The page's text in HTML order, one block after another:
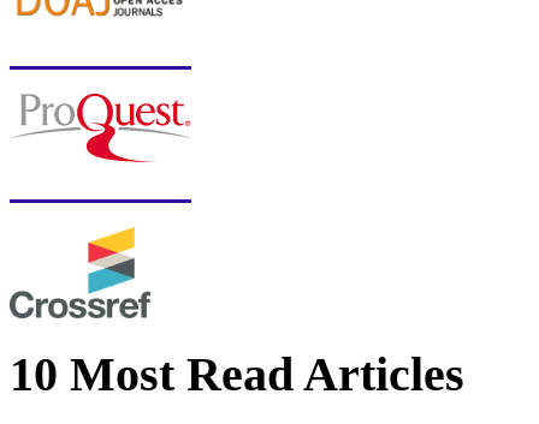
10 Most Read Articles